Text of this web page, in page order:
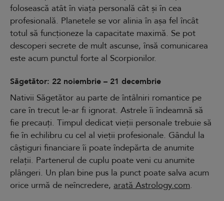
folosească atât în viața personală cât și în cea
profesională. Planetele se vor alinia în așa fel încât
totul să funcționeze la capacitate maximă. Se pot
descoperi secrete de mult ascunse, însă comunicarea
este acum punctul forte al Scorpionilor.
Săgetător: 22 noiembrie – 21 decembrie
Nativii Săgetător au parte de întâlniri romantice pe
care în trecut le-ar fi ignorat. Astrele îi îndeamnă să
fie precauți. Timpul dedicat vieții personale trebuie să
fie în echilibru cu cel al vieții profesionale. Gândul la
câștiguri financiare îi poate îndepărta de anumite
relații. Partenerul de cuplu poate veni cu anumite
plângeri. Un plan bine pus la punct poate salva acum
orice urmă de neîncredere, arată Astrology.com.